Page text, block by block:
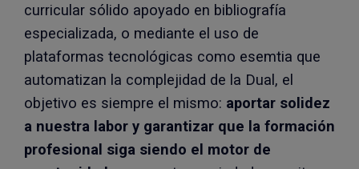
curricular sólido apoyado en bibliografía
especializada, o mediante el uso de
plataformas tecnológicas como esemtia que
automatizan la complejidad de la Dual, el
objetivo es siempre el mismo: aportar solidez
a nuestra labor y garantizar que la formación
profesional siga siendo el motor de